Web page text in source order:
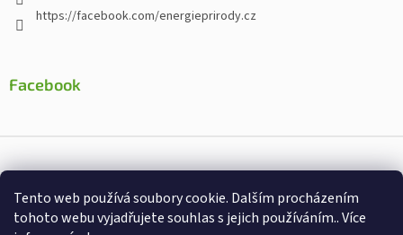
Tento web používá soubory cookie. Dalším procházením
tohoto webu vyjadřujete souhlas s jejich používáním.. Více
https://facebook.com/energieprirody.cz
Facebook
Nakodoval:Štefan Mazáň